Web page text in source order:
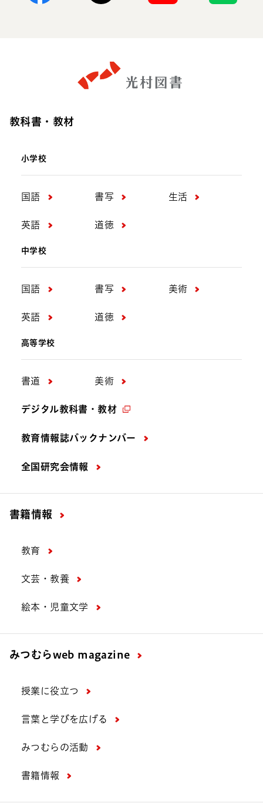
教科書・教材
小学校
国語 書写 生活
英語 道徳
中学校
国語 書写 美術
英語 道徳
高等学校
書道 美術
デジタル教科書・教材
教育情報誌バックナンバー
全国研究会情報
書籍情報
教育
文芸・教養
絵本・児童文学
みつむらweb magazine
授業に役立つ
言葉と学びを広げる
みつむらの活動
書籍情報